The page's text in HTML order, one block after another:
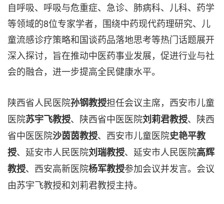
自呼吸、呼吸与危重症、急诊、肺病科、儿科、药学
等领域的8位专家学者，围绕中药现代药理研究、儿
童流感诊疗策略和国谈药品落地思考等热门话题展开
深入探讨，旨在推动中医药事业发展，促进行业与社
会的融合，进一步提高全民健康水平。
陕西省人民医院孙钢教授担任会议主席，西安市儿童
医院苏宇飞教授、陕西省中医医院刘莉君教授、陕西
省中医医院沙茵茵教授、西安市儿童医院史艳平教
授、延安市人民医院刘瑞教授、延安市人民医院高辉
教授、西安高新医院杨军教授参加会议并发言。会议
由苏宇飞教授和刘莉君教授主持。